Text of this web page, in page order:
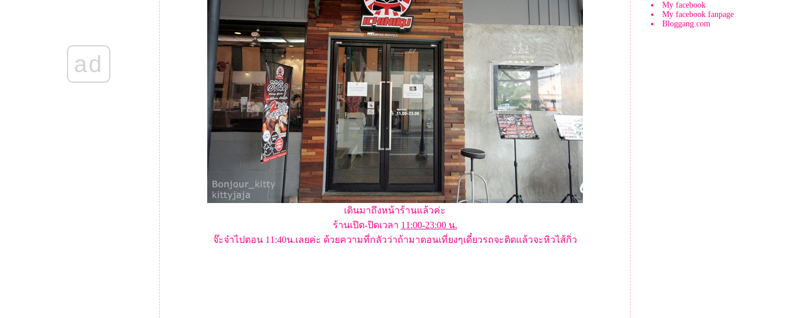
จ๊ะจ๋า @ มนต์นมสด ถ.ดินสอ ทาน
ขนมปังปิ้งอร่อยๆ
จ๊ะจ๋า @ DEBO CAFE ร้าน
ad
เดินมาถึงหน้าร้านแล้วค่ะ
ร้านเปิด-ปิดเวลา 11:00-23:00 น.
จ๊ะจ๋าไปตอน 11:40น.เลยค่ะ ด้วยความที่กลัวว่าถ้ามาตอนเที่ยงๆเดี๋ยวรถจะติดแล้วจะหิวไส้กิ่ว
My facebook
My facebook fanpage
Bloggang.com